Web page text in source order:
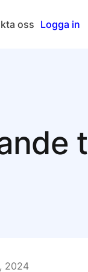
oss Logga in
2024